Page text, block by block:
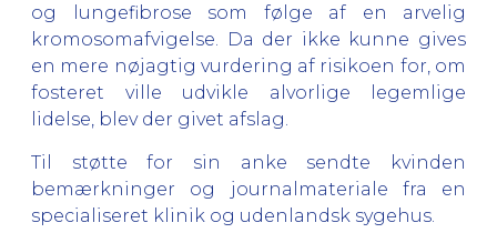
og lungefibrose som følge af en arvelig
kromosomafvigelse. Da der ikke kunne gives
en mere nøjagtig vurdering af risikoen for, om
fosteret ville udvikle alvorlige legemlige
lidelse, blev der givet afslag.
Til støtte for sin anke sendte kvinden
bemærkninger og journalmateriale fra en
specialiseret klinik og udenlandsk sygehus.